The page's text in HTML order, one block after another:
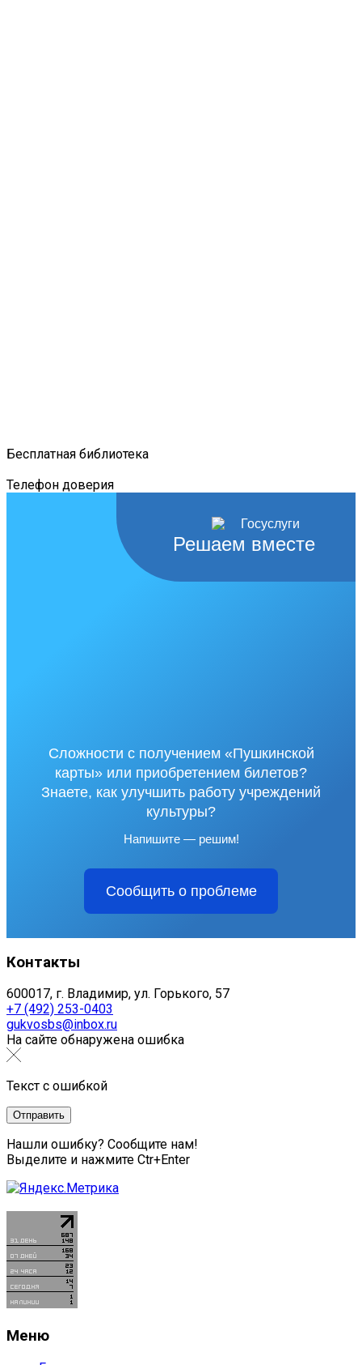
Бесплатная библиотека
Телефон доверия
Решаем вместе
Сложности с получением «Пушкинской
карты» или приобретением билетов?
Знаете, как улучшить работу учреждений
культуры?
Напишите — решим!
Сообщить о проблеме
Контакты
600017, г. Владимир, ул. Горького, 57
+7 (492) 253-0403
gukvosbs@inbox.ru
На сайте обнаружена ошибка
Текст с ошибкой
Нашли ошибку? Сообщите нам!
Выделите и нажмите Ctr+Enter
Меню